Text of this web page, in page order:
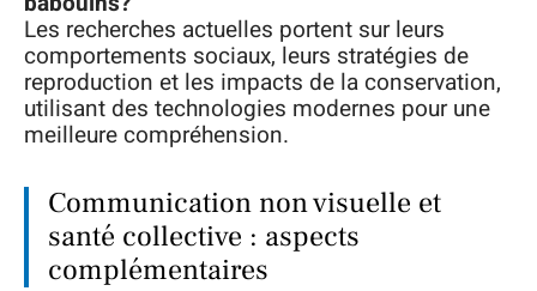
Les recherches actuelles portent sur leurs
comportements sociaux, leurs stratégies de
reproduction et les impacts de la conservation,
utilisant des technologies modernes pour une
meilleure compréhension.
Communication non visuelle et
santé collective : aspects
complémentaires